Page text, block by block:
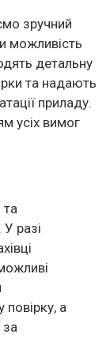
зручний
можливість
детальну
та надають
приладу.
усіх вимог
та
разі
а
за